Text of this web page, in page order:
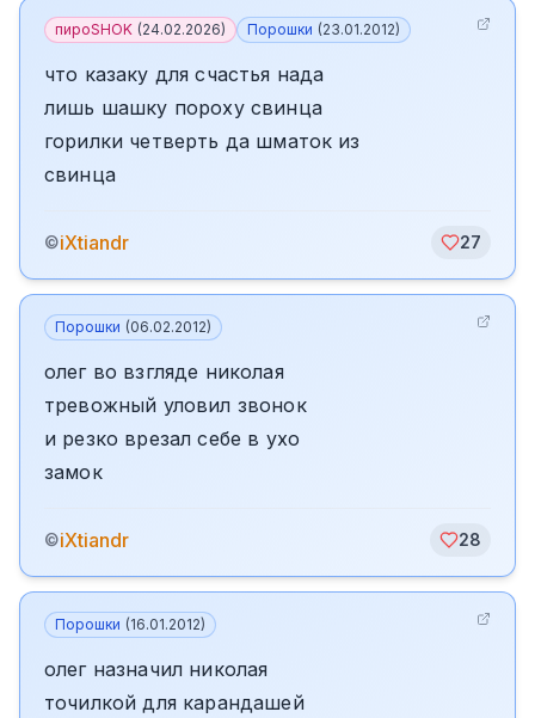
пироSHOK (24.02.2026) Порошки (23.01.2012)
что казаку для счастья нада
лишь шашку пороху свинца
горилки четверть да шматок из
свинца
©iXtiandr 27
Порошки (06.02.2012)
олег во взгляде николая
тревожный уловил звонок
и резко врезал себе в ухо
замок
©iXtiandr 28
Порошки (16.01.2012)
олег назначил николая
точилкой для карандашей